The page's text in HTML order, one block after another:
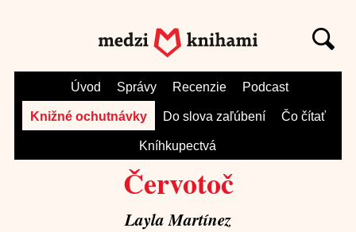
Úvod Správy Recenzie Podcast
Knižné ochutnávky Do slova zaľúbení Čo čítať
Kníhkupectvá
Červotoč
Layla Martínez